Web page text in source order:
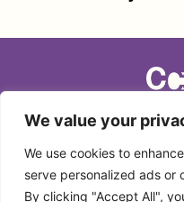
We value your
We use cookies to
serve personalized ads or
By clicking "Accept All",